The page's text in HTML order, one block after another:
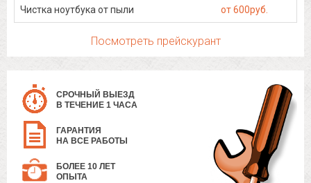
Чистка ноутбука от пыли от 600руб.
Посмотреть прейскурант
СРОЧНЫЙ ВЫЕЗД
В ТЕЧЕНИЕ 1 ЧАСА
ГАРАНТИЯ
НА ВСЕ РАБОТЫ
БОЛЕЕ 10 ЛЕТ
ОПЫТА